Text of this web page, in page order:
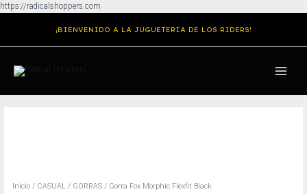
https://radicalshoppers.com
contenido
¡BIENVENIDO A LA JUGUETERIA DE LOS RIDERS!
MENU
Inicio / CASUAL / GORRAS / Gorra Fox Morphic Flexfit Black